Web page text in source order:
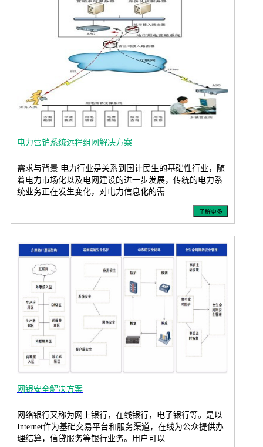
电力营销系统远程组网解决方案
需求与背景 电力行业是关系到国计民生的基础性行业，随
着电力市场化以及电网建设的进一步发展，传统的电力系
统业务正在发生变化，对电力信息化的需
了解更多
网银安全解决方案
网络银行又称为网上银行，在线银行，电子银行等。是以
Internet作为基础交易平台和服务渠道，在线为公众提供办
理结算，信贷服务等银行业务。用户可以